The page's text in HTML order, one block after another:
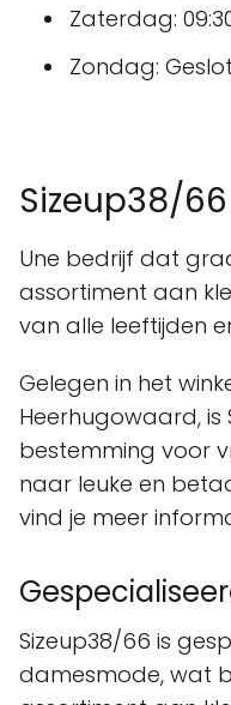
Zaterdag:
Zondag:
Sizeup38/66
Une bedrijf dat
assortiment aan
van alle leeftijden
Gelegen in het
Heerhugowaard,
bestemming voor
naar leuke en
vind je meer
Sizeup38/66 is
damesmode, wat